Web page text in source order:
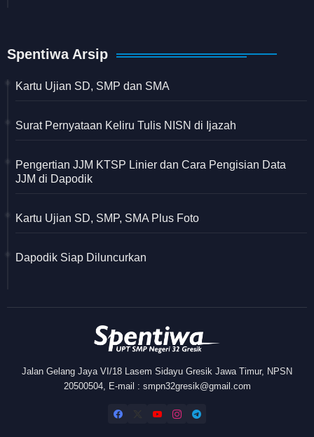
Spentiwa Arsip
Kartu Ujian SD, SMP dan SMA
Surat Pernyataan Keliru Tulis NISN di Ijazah
Pengertian JJM KTSP Linier dan Cara Pengisian Data
JJM di Dapodik
Kartu Ujian SD, SMP, SMA Plus Foto
Dapodik Siap Diluncurkan
Jalan Gelang Jaya VI/18 Lasem Sidayu Gresik Jawa Timur, NPSN
20500504, E-mail : smpn32gresik@gmail.com